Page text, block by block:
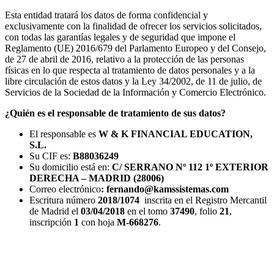
Esta entidad tratará los datos de forma confidencial y
exclusivamente con la finalidad de ofrecer los servicios solicitados,
con todas las garantías legales y de seguridad que impone el
Reglamento (UE) 2016/679 del Parlamento Europeo y del Consejo,
de 27 de abril de 2016, relativo a la protección de las personas
físicas en lo que respecta al tratamiento de datos personales y a la
libre circulación de estos datos y la Ley 34/2002, de 11 de julio, de
Servicios de la Sociedad de la Información y Comercio Electrónico.
¿Quién es el responsable de tratamiento de sus datos?
El responsable es W & K FINANCIAL EDUCATION,
S.L.
Su CIF es: B88036249
Su domicilio está en: C/ SERRANO Nº 112 1º EXTERIOR
DERECHA – MADRID (28006)
Correo electrónico: fernando@kamssistemas.com
Escritura número 2018/1074 inscrita en el Registro Mercantil
de Madrid el 03/04/2018 en el tomo 37490, folio 21,
inscripción 1 con hoja M-668276.